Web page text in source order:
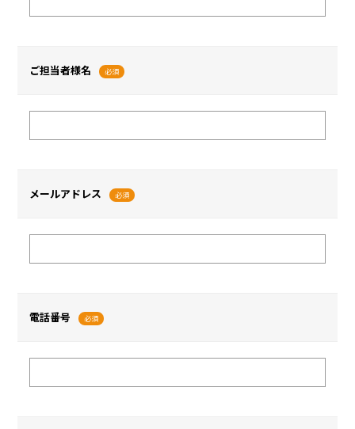
ご担当者様名 必須
メールアドレス 必須
電話番号 必須